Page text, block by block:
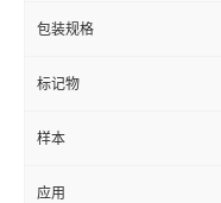
包装规格
标记物
样本
应用